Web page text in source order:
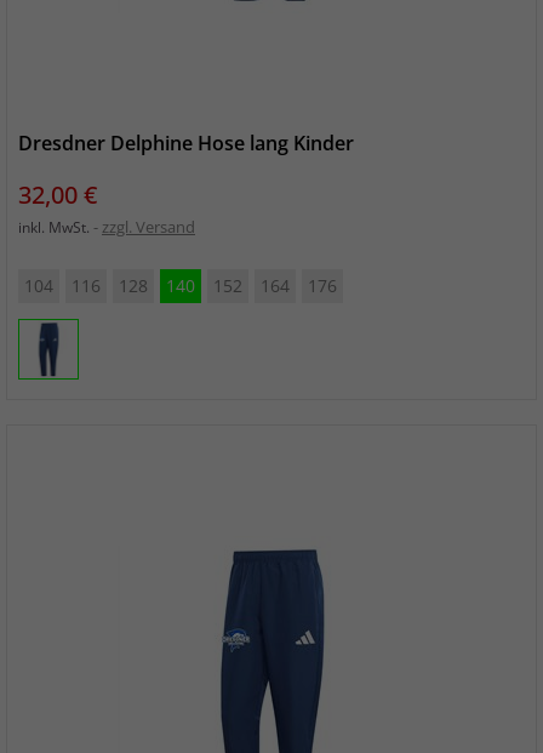
Dresdner Delphine Hose lang Kinder
Preis
32,00 €
inkl. MwSt. zzgl. Versand
104 116 128 140 152 164 176